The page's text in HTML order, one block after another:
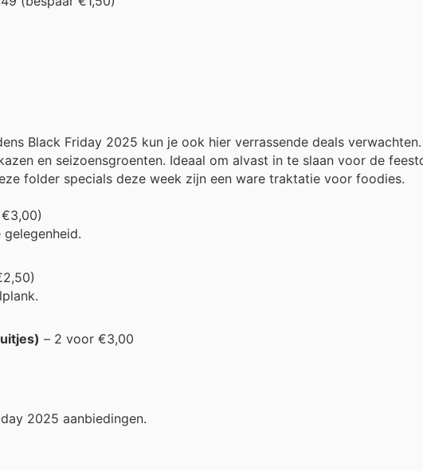
Black Friday 2025 kun je ook hier verrassende deals
en seizoensgroenten. Ideaal om alvast in te slaan voor de
folder specials deze week zijn een ware traktatie voor foodies.
– 2 voor €3,00
2025 aanbiedingen.